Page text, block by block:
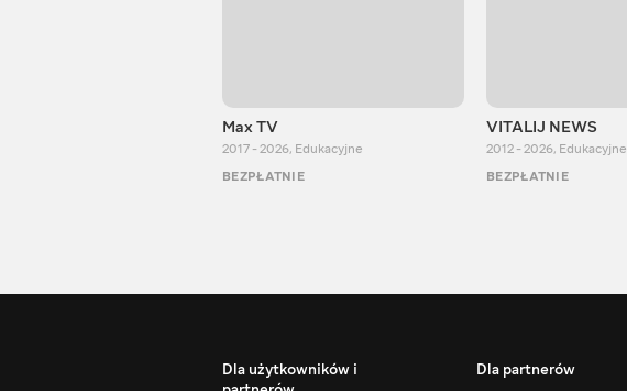
Max TV
2017 - 2026, Edukacyjne
BEZPŁATNIE
VITALIJ NEWS
2012 - 2026, Edukacyjne
BEZPŁATNIE
Dla użytkowników i
Dla partnerów